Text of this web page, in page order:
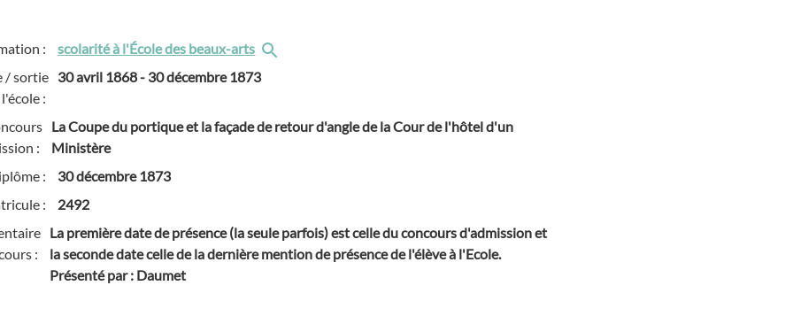
:
scolarité à l'École des beaux-arts
/ sortie
:
30 avril 1868- 30 décembre 1873
:
La Coupe du portique et la façade de retour d'angle de la Cour de l'hôtel d'un
Ministère
:
30 décembre 1873
:
2492
:
La première date de présence (la seule parfois) est celle du concours d'admission et
la seconde date celle de la dernière mention de présence de l'élève à l'Ecole.
Présenté par : Daumet